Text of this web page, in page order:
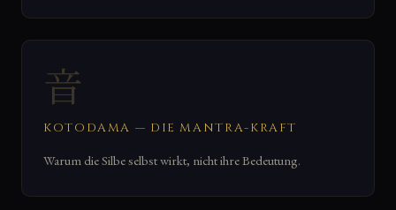
音
KOTODAMA — DIE MANTRA-KRAFT
Warum die Silbe selbst wirkt, nicht ihre Bedeutung.